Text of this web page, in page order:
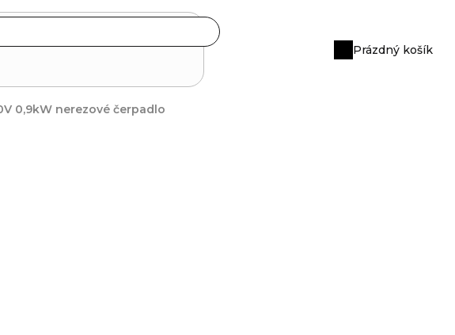
Nákupní
Prázdný košík
0,9kW nerezové čerpadlo